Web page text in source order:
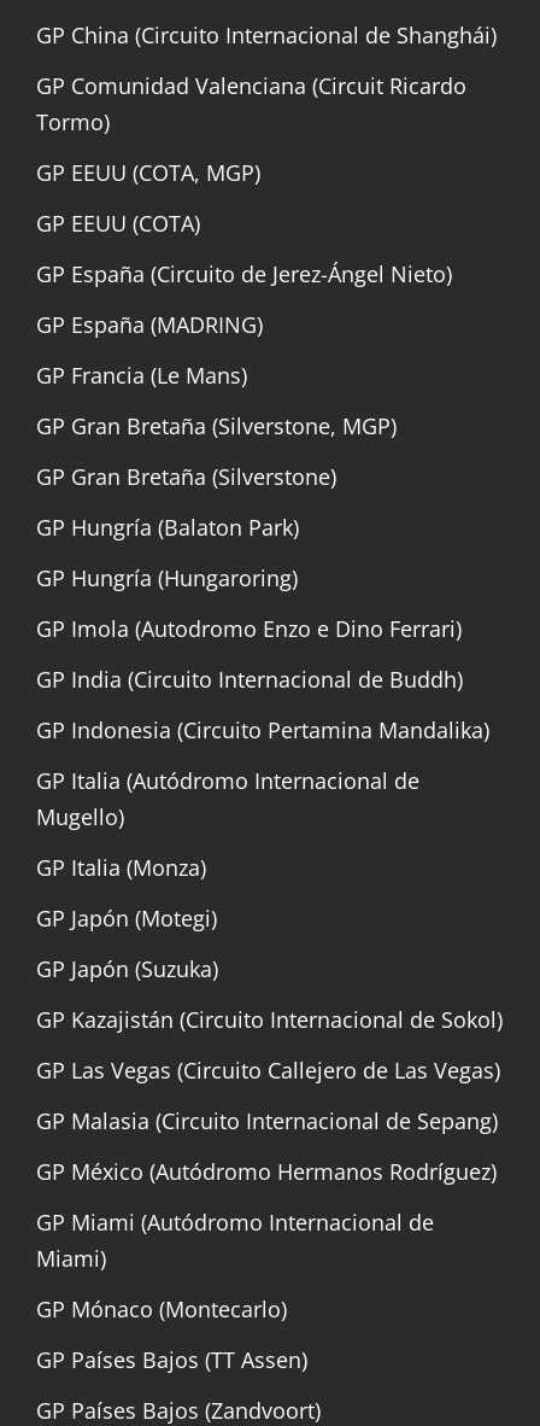
GP China (Circuito Internacional de Shanghái)
GP Comunidad Valenciana (Circuit Ricardo
Tormo)
GP EEUU (COTA, MGP)
GP EEUU (COTA)
GP España (Circuito de Jerez-Ángel Nieto)
GP España (MADRING)
GP Francia (Le Mans)
GP Gran Bretaña (Silverstone, MGP)
GP Gran Bretaña (Silverstone)
GP Hungría (Balaton Park)
GP Hungría (Hungaroring)
GP Imola (Autodromo Enzo e Dino Ferrari)
GP India (Circuito Internacional de Buddh)
GP Indonesia (Circuito Pertamina Mandalika)
GP Italia (Autódromo Internacional de
Mugello)
GP Italia (Monza)
GP Japón (Motegi)
GP Japón (Suzuka)
GP Kazajistán (Circuito Internacional de Sokol)
GP Las Vegas (Circuito Callejero de Las Vegas)
GP Malasia (Circuito Internacional de Sepang)
GP México (Autódromo Hermanos Rodríguez)
GP Miami (Autódromo Internacional de
Miami)
GP Mónaco (Montecarlo)
GP Países Bajos (TT Assen)
GP Países Bajos (Zandvoort)